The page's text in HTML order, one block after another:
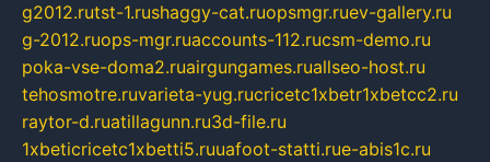
g2012.rutst-1.rushaggy-cat.ruopsmgr.ruev-gallery.ru
g-2012.ruops-mgr.ruaccounts-112.rucsm-demo.ru
poka-vse-doma2.ruairgungames.ruallseo-host.ru
tehosmotre.ruvarieta-yug.rucricetc1xbetr1xbetcc2.ru
raytor-d.ruatillagunn.ru3d-file.ru
1xbeticricetc1xbetti5.ruuafoot-statti.rue-abis1c.ru